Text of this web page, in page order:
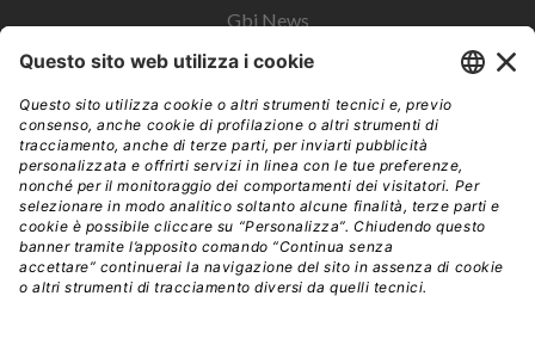
Gbi News
Instoremag
Esplora il gruppo
Edra Edizioni
Edizioni LSWR
LSWR Group